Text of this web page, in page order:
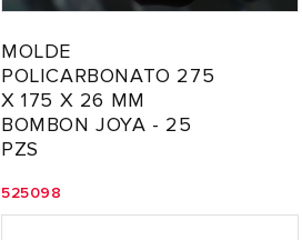
MOLDE
POLICARBONATO 275
X 175 X 26 MM
BOMBON JOYA - 25
PZS
525098